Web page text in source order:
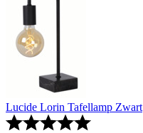
Lucide Lorin Tafellamp Zwart